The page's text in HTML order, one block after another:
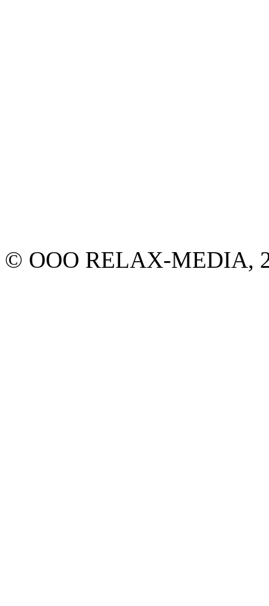
© ООО RELAX-MEDIA,